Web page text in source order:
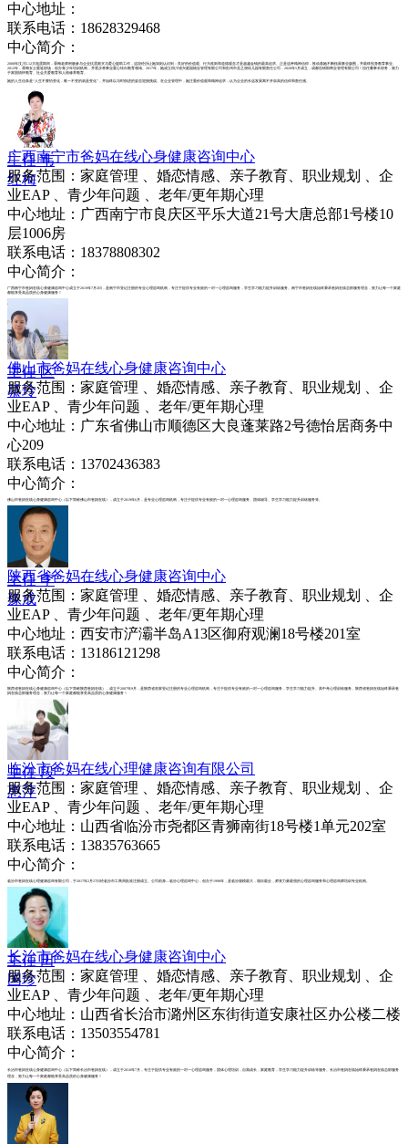
中心地址：
联系电话：18628329468
中心简介：
2008年汶川5.12大地震期间，胥梅老师积极参与企业抗震救灾与爱心援助工作，这段经历让她深刻认识到：良好的价值观、行为准则和道德观念才是超越金钱的最高追求。正是这种精神信仰，推动着她不断拓展事业版图，并最终投身教育事业。
2012年，胥梅女士重返职场，创办青少年培训机构，并逐步将事业重心转向教育领域。2017年，她成立四川省兴庭园物业管理有限公司和彭州市圣之洞幼儿园有限责任公司，2020年5月成立，成都浩锦阳商业管理有限公司！担任董事长职务，致力
于家国情怀教育、社会关爱教育和人格修养教育。
她的人生信条是“人生不要怕变化，唯一不变的就是变化”，并始终以与时俱进的姿态迎接挑战。在企业管理中，她注重价值观和精神追求，认为企业的长远发展离不开崇高的信仰和责任感。
主任 韦
红梅
广西南宁市爸妈在线心身健康咨询中心
服务范围：家庭管理 、婚恋情感、亲子教育、职业规划 、企
业EAP 、青少年问题 、老年/更年期心理
中心地址：广西南宁市良庆区平乐大道21号大唐总部1号楼10
层1006房
联系电话：18378808302
中心简介：
广西南宁市爸妈在线心身健康咨询中心成立于2019年7月2日，是南宁市登记注册的专业心理咨询机构，专注于提供专业有效的一对一心理咨询服务，学生学习能力提升训练服务。南宁市爸妈在线始终秉承爸妈在线总部服务理念，努力让每一个家庭
都能享受高品质的心身健康服务！
主任 区
慕玲
佛山市爸妈在线心身健康咨询中心
服务范围：家庭管理 、婚恋情感、亲子教育、职业规划 、企
业EAP 、青少年问题 、老年/更年期心理
中心地址：广东省佛山市顺德区大良蓬莱路2号德怡居商务中
心209
联系电话：13702436383
中心简介：
佛山市爸妈在线心身健康咨询中心（以下简称佛山市爸妈在线），成立于2019年6月，是专业心理咨询机构，专注于提供专业有效的一对一心理咨询服务、团体辅导、学生学习能力提升训练服务等。
主任 李
豫成
陕西省爸妈在线心身健康咨询中心
服务范围：家庭管理 、婚恋情感、亲子教育、职业规划 、企
业EAP 、青少年问题 、老年/更年期心理
中心地址：西安市浐灞半岛A13区御府观澜18号楼201室
联系电话：13186121298
中心简介：
陕西省爸妈在线心身健康咨询中心（以下简称陕西爸妈在线），成立于2007年9月，是陕西省首家登记注册的专业心理咨询机构，专注于提供专业有效的一对一心理咨询服务，学生学习能力提升、高中考心理训练服务。陕西省爸妈在线始终秉承爸
妈在线总部服务理念，努力让每一个家庭都能享受高品质的心身健康服务！
主任 段
惠萍
临汾市爸妈在线心理健康咨询有限公司
服务范围：家庭管理 、婚恋情感、亲子教育、职业规划 、企
业EAP 、青少年问题 、老年/更年期心理
中心地址：山西省临汾市尧都区青狮南街18号楼1单元202室
联系电话：13835763665
中心简介：
临汾市爸妈在线心理健康咨询有限公司，于2017年2月27日经临汾市工商局批准注册成立。公司前身—临汾心理咨询中心，创办于1998年，是临汾规模最大，项目最全，师资力量最强的心理咨询服务和心理咨询师培训专业机构。
主任 田
国珍
长治市爸妈在线心身健康咨询中心
服务范围：家庭管理 、婚恋情感、亲子教育、职业规划 、企
业EAP 、青少年问题 、老年/更年期心理
中心地址：山西省长治市潞州区东街街道安康社区办公楼二楼
联系电话：13503554781
中心简介：
长治市爸妈在线心身健康咨询中心（以下简称长治市爸妈在线），成立于2010年7月，专注于提供专业有效的一对一心理咨询服务，团体心理培训，自我成长，家庭教育，学生学习能力提升训练等服务。长治市爸妈在线始终秉承爸妈在线总部服务
理念，努力让每一个家庭都能享受高品质的心身健康服务！